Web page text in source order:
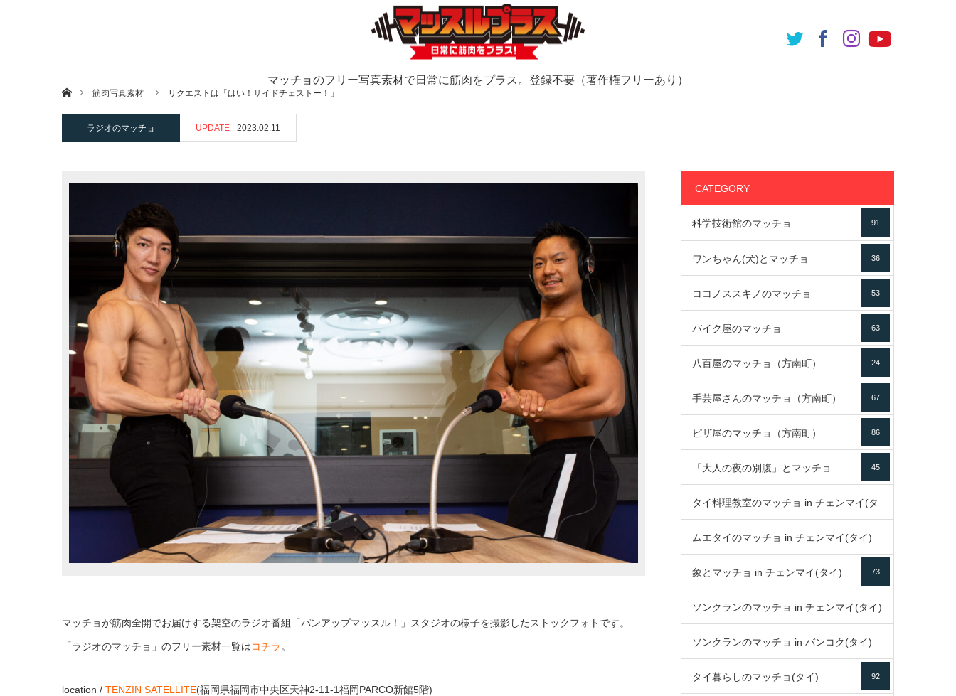
マッチョのフリー写真素材で日常に筋肉をプラス。登録不要（著作権フリーあり）
ホーム筋肉写真素材 リクエストは「はい！サイドチェストー！」
ラジオのマッチョ UPDATE 2023.02.11
マッチョが筋肉全開でお届けする架空のラジオ番組「パンアップマッスル！」スタジオの様子を撮影したストックフォトです。
「ラジオのマッチョ」のフリー素材一覧はコチラ 。
location / TENZIN SATELLITE(福岡県福岡市中央区天神2-11-1福岡PARCO新館5階)
CATEGORY
科学技術館のマッチョ 91
ワンちゃん(犬)とマッチョ 36
ココノススキノのマッチョ 53
バイク屋のマッチョ 63
八百屋のマッチョ（方南町） 24
手芸屋さんのマッチョ（方南町） 67
ピザ屋のマッチョ（方南町） 86
「大人の夜の別腹」とマッチョ 45
タイ料理教室のマッチョ in チェンマイ(タ
イ)
ムエタイのマッチョ in チェンマイ(タイ)
79
象とマッチョ in チェンマイ(タイ) 73
ソンクランのマッチョ in チェンマイ(タイ)
ソンクランのマッチョ in バンコク(タイ)
85
タイ暮らしのマッチョ(タイ) 92